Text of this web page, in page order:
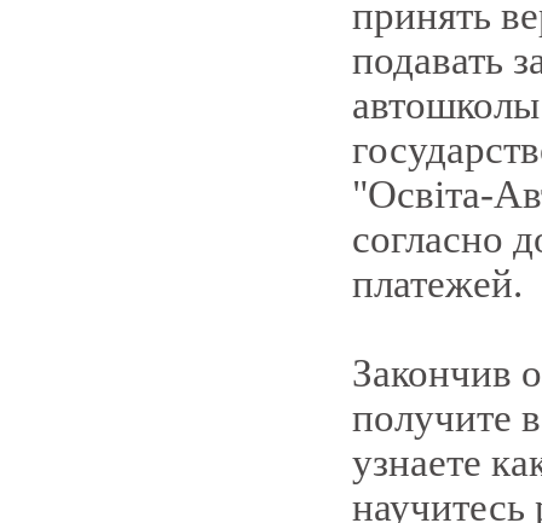
принять
подавать
"Освіта-
согласно
платежей.
Закончив
получите
узнаете
научитесь